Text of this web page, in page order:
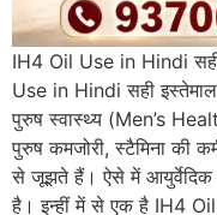
IH4 Oil Use in Hindi
Use in Hindi सही
पुरुष स्वास्थ्य (Men’s
पुरुष कमजोरी, स्टैमिना की
से जूझते हैं। ऐसे में आयुर्वेदिक
है। इन्हीं में से एक है IH4